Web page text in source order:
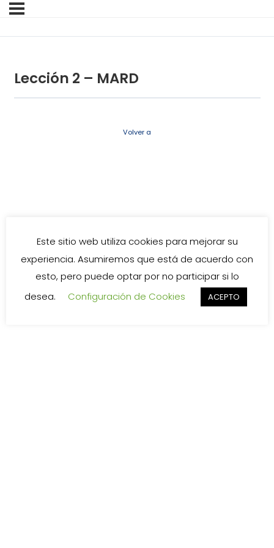
Lección 2 – MARD
Volver a
Este sitio web utiliza cookies para mejorar su
experiencia. Asumiremos que está de acuerdo con
esto, pero puede optar por no participar si lo
desea.
Configuración de Cookies ACEPTO